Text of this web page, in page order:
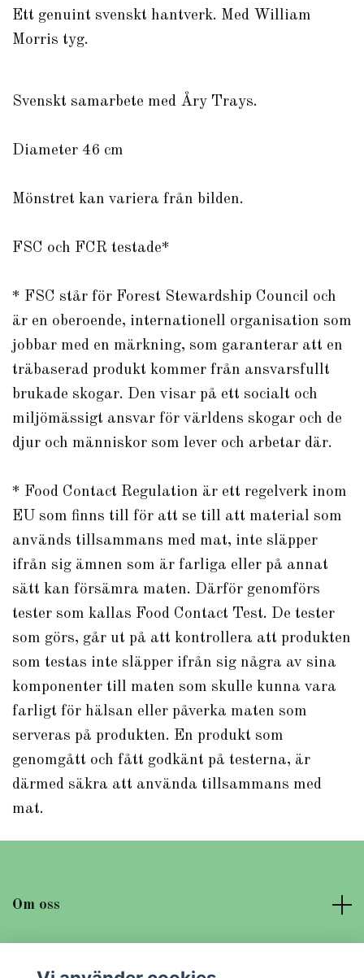
Ett genuint svenskt hantverk. Med William
Morris tyg.
Svenskt samarbete med Åry Trays.
Diameter 46 cm
Mönstret kan variera från bilden.
FSC och FCR testade*
* FSC står för Forest Stewardship Council och
är en oberoende, internationell organisation som
jobbar med en märkning, som garanterar att en
träbaserad produkt kommer från ansvarsfullt
brukade skogar. Den visar på ett socialt och
miljömässigt ansvar för världens skogar och de
djur och människor som lever och arbetar där.
* Food Contact Regulation är ett regelverk inom
EU som finns till för att se till att material som
används tillsammans med mat, inte släpper
ifrån sig ämnen som är farliga eller på annat
sätt kan försämra maten. Därför genomförs
tester som kallas Food Contact Test. De tester
som görs, går ut på att kontrollera att produkten
som testas inte släpper ifrån sig några av sina
komponenter till maten som skulle kunna vara
farligt för hälsan eller påverka maten som
serveras på produkten. En produkt som
genomgått och fått godkänt på testerna, är
därmed säkra att använda tillsammans med
mat.
Om oss